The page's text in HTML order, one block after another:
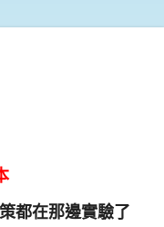
都在那邊實驗了